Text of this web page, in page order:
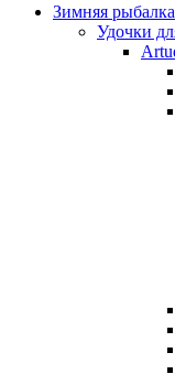
Зимняя рыбалка
Удочки